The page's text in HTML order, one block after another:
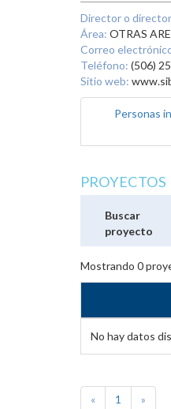
Director o
Área: OTRAS
Correo
Teléfono: (506)
Sitio web:
Personas
PROYECTOS
Buscar
proyecto
Mostrando 0
No hay datos
« 1 »